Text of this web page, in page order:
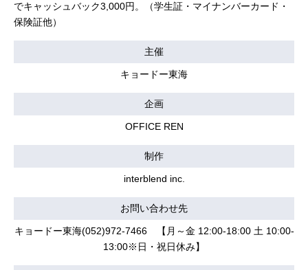
でキャッシュバック3,000円。（学生証・マイナンバーカード・
保険証他）
主催
キョードー東海
企画
OFFICE REN
制作
interblend inc.
お問い合わせ先
キョードー東海(052)972-7466 【月～金 12:00-18:00 土 10:00-
13:00※日・祝日休み】